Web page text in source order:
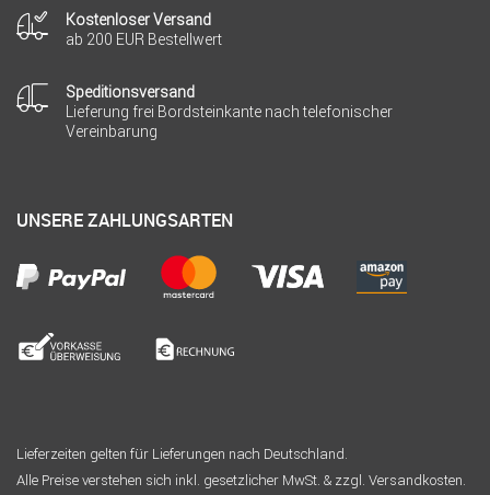
Kostenloser Versand
ab 200 EUR Bestellwert
Speditionsversand
Lieferung frei Bordsteinkante nach telefonischer
Vereinbarung
UNSERE ZAHLUNGSARTEN
Lieferzeiten gelten für Lieferungen nach Deutschland.
Alle Preise verstehen sich inkl. gesetzlicher MwSt. & zzgl. Versandkosten.